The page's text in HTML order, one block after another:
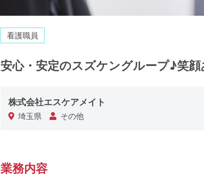
看護職員
安心・安定のスズケングループ♪笑
株式会社エスケアメイト
埼玉県 その他
業務内容